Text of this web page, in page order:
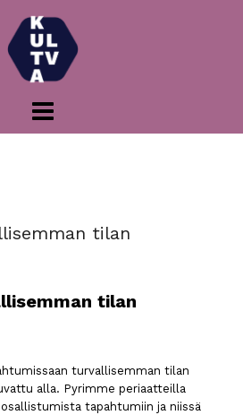
tilan
tilan
turvallisemman tilan
alla. Pyrimme periaatteilla
tapahtumiin ja niissä